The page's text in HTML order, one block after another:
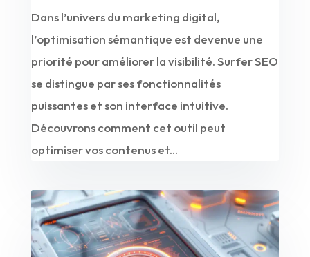
Dans l’univers du marketing digital,
l’optimisation sémantique est devenue une
priorité pour améliorer la visibilité. Surfer SEO
se distingue par ses fonctionnalités
puissantes et son interface intuitive.
Découvrons comment cet outil peut
optimiser vos contenus et...